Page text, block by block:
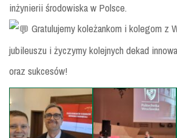
inżynierii środowiska w Polsce.
Gratulujemy koleżankom i kolegom z
jubileuszu i życzymy kolejnych dekad
oraz sukcesów!